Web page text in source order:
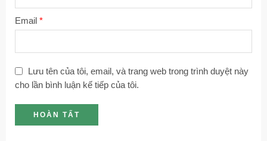
Email *
Lưu tên của tôi, email, và trang web trong trình duyệt này
cho lần bình luận kế tiếp của tôi.